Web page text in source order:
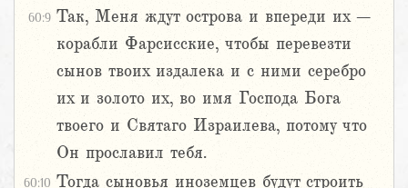
60:9 Так, Меня ждут острова и впереди их –
корабли Фарсисские, чтобы перевезти
сынов твоих издалека и с ними серебро
их и золото их, во имя Господа Бога
твоего и Святаго Израилева, потому что
Он прославил тебя.
60:10 Тогда сыновья иноземцев будут строить